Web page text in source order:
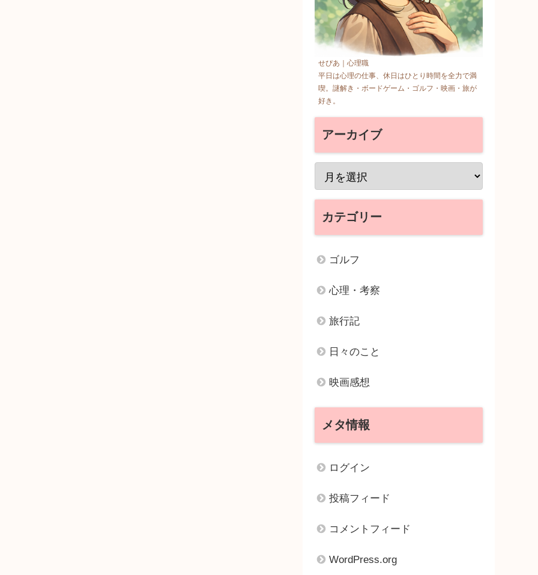
せぴあ｜心理職
平日は心理の仕事、休日はひとり時間を全力で満
喫。謎解き・ボードゲーム・ゴルフ・映画・旅が
好き。
アーカイブ
カテゴリー
ゴルフ
心理・考察
旅行記
日々のこと
映画感想
メタ情報
ログイン
投稿フィード
コメントフィード
WordPress.org